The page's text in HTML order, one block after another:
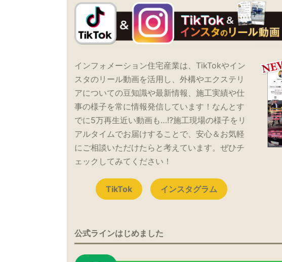
インフォメーション住宅産業は、TikTokやイン
スタのリール動画を活用し、外構やエクステリ
アについての豆知識や最新情報、施工実績や仕
事の様子を常に情報発信しています！なんとす
でに5万再生近い動画も…!?施工現場の様子をリ
アルタイムでお届けすることで、安心＆お気軽
にご相談いただけたらと考えています。ぜひチ
ェックしてみてください！
TikTok インスタグラム
公式ラインはじめました